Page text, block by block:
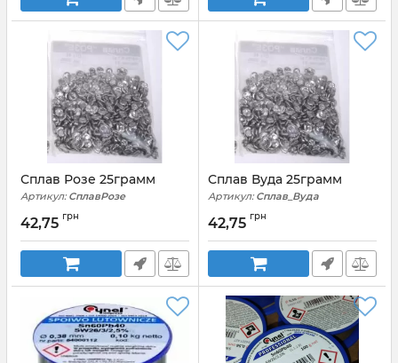
Сплав Розе 25грамм
Артикул: СплавРозе
42,75 грн
Сплав Вуда 25грамм
Артикул: Сплав_Вуда
42,75 грн